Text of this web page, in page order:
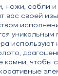
ножи, сабли
вас своей
используют
камни, чтобы